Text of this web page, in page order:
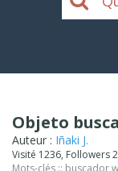
Objeto
Auteur : Iñaki J.
Visité 1236, Followers
Mots-clés :: buscador,